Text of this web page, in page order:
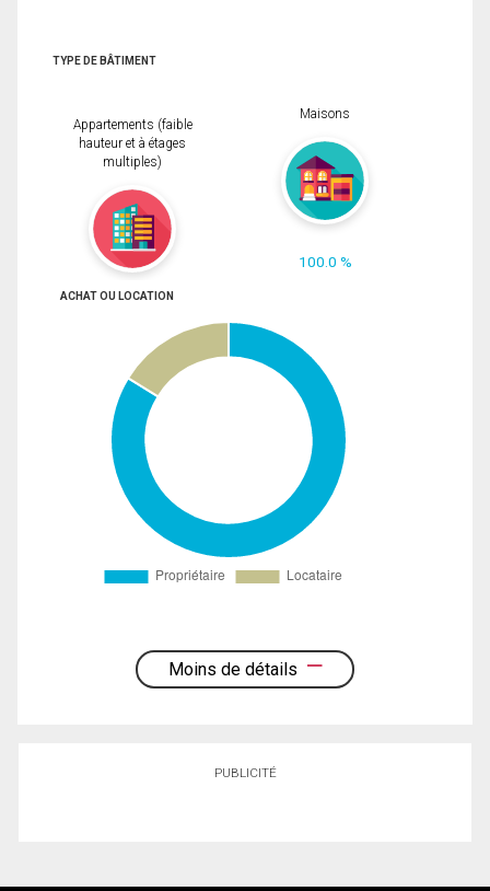
TYPE DE BÂTIMENT
Appartements (faible
hauteur et à étages
multiples)
Maisons
100.0 %
ACHAT OU LOCATION
Moins de détails
PUBLICITÉ